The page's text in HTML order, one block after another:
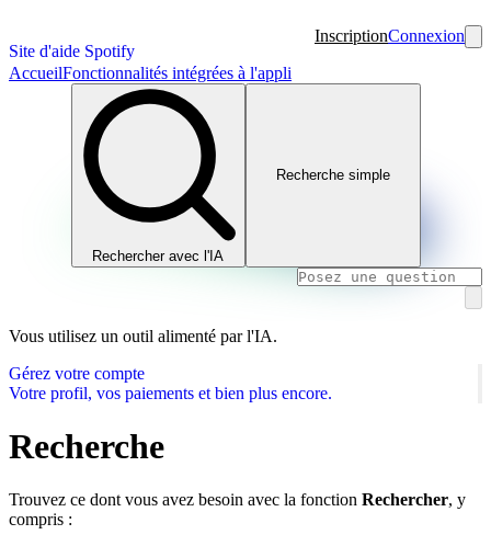
Site d'aide Spotify
InscriptionConnexion
AccueilFonctionnalités intégrées à l'appli
Rechercher avec l'IA
Recherche simple
Vous utilisez un outil alimenté par l'IA.
Gérez votre compte
Votre profil, vos paiements et bien plus encore.
Recherche
Trouvez ce dont vous avez besoin avec la fonction Rechercher, y
compris :